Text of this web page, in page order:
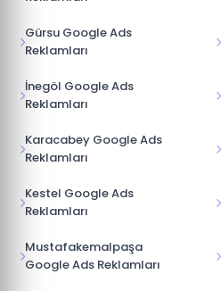
Gürsu Google Ads
Reklamları
İnegöl Google Ads
Reklamları
Karacabey Google Ads
Reklamları
Kestel Google Ads
Reklamları
Mustafakemalpaşa
Google Ads Reklamları